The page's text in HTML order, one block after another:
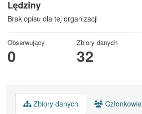
Lędziny
Brak opisu dla tej organizacji
Obserwujący
0
Zbiory danych
32
Zbiory danych Członkowie